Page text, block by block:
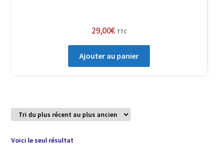
29,00€ TTC
Ajouter au panier
Voici le seul résultat